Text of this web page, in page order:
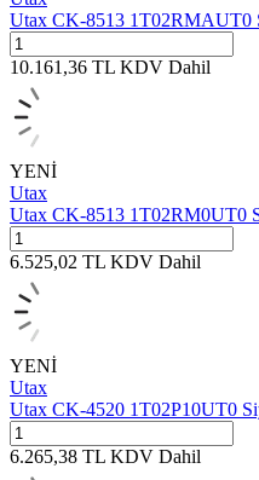
Utax CK-8513 1T02RMAUT0
10.161,36 TL KDV Dahil
YENİ
Utax
Utax CK-8513 1T02RM0UT0
6.525,02 TL KDV Dahil
YENİ
Utax
Utax CK-4520 1T02P10UT0
6.265,38 TL KDV Dahil